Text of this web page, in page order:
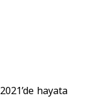
hayata